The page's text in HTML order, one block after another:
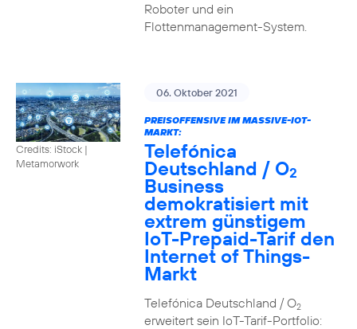
Roboter und ein
Flottenmanagement-System.
Credits: iStock |
Metamorwork
06. Oktober 2021
PREISOFFENSIVE IM MASSIVE-IOT-
MARKT:
Telefónica
Deutschland / O2
Business
demokratisiert mit
extrem günstigem
IoT-Prepaid-Tarif den
Internet of Things-
Markt
Telefónica Deutschland / O2
erweitert sein IoT-Tarif-Portfolio: